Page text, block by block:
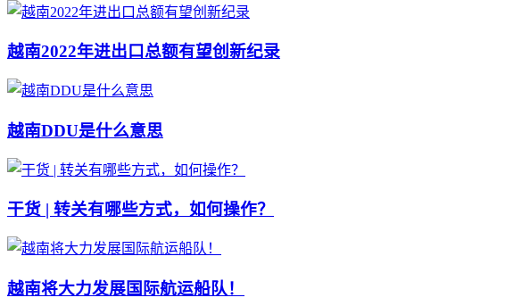
越南2022年进出口总额有望创新纪录
越南DDU是什么意思
干货 | 转关有哪些方式，如何操作？
越南将大力发展国际航运船队！